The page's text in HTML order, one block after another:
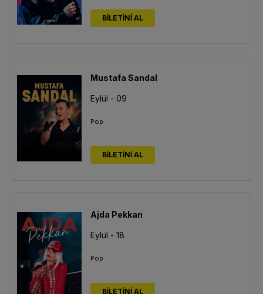
BİLETİNİ AL
Mustafa Sandal
Eylül - 09
Pop
BİLETİNİ AL
Ajda Pekkan
Eylül - 18
Pop
BİLETİNİ AL